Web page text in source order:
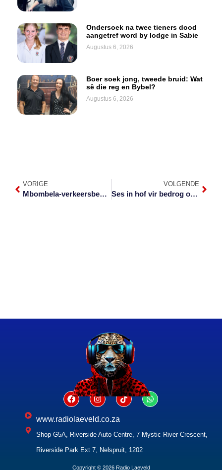
Ondersoek na twee tieners dood
aangetref word by lodge in Sabie
Augustus 6, 2026
Boer soek jong, tweede bruid: Wat
sê die reg en Bybel?
Augustus 6, 2026
VORIGE
Mbombela-verkeersbeampte kritiek beseer aan diens
VOLGENDE
Ses in hof vir bedrog oor beskermende kleredrag
www.radiolaeveld.co.za
Shop G5A, Riverside Auto Centre, 7 Mystic River Crescent,
Riverside Park Ext 7, Nelspruit, 1202
Copyright © 2026 Radio Laeveld